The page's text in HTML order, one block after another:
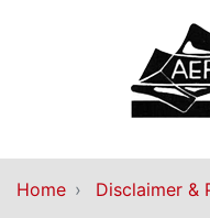
Home Disclaimer &